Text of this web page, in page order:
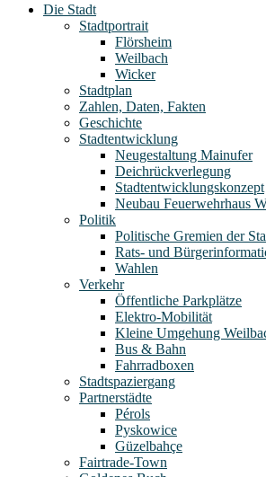
Die Stadt
Stadtportrait
Flörsheim
Weilbach
Wicker
Stadtplan
Zahlen, Daten, Fakten
Geschichte
Stadtentwicklung
Neugestaltung Mainufer
Deichrückverlegung
Stadtentwicklungskonzept
Neubau Feuerwehrhaus
Politik
Politische Gremien der
Rats- und
Wahlen
Verkehr
Öffentliche Parkplätze
Elektro-Mobilität
Kleine Umgehung
Bus & Bahn
Fahrradboxen
Stadtspaziergang
Partnerstädte
Pérols
Pyskowice
Güzelbahçe
Fairtrade-Town